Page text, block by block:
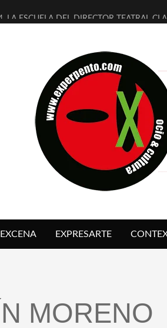
LA ESCUELA DEL DIRECTOR TEATRAL
JUDÍAS EN #EXVITA
REINVENTAN [BITÁCORA 3.0] EN
FLASH PRESENTA EN EXVITA [RELATIVA
EN EXVITA INTERPRETANDO A
[CURSO DE ARMONÍA
NOS EXPLICA [DESCASADA]
PUTOS SUEÑOS»
EXCENA EXPRESARTE
MORENO